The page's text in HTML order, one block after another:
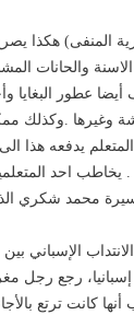
المنفى) هكذا
والحانات
عطور
وغيرها .وكذلك
يدفعه هذا الى
يخاطب احد
محمد شكري
رجع رجل
كانت ترتع